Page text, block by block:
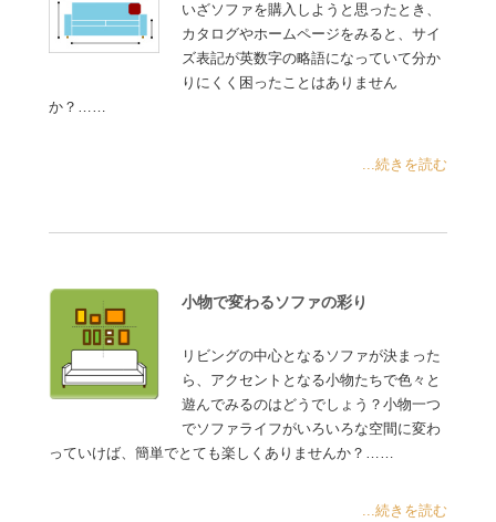
いざソファを購入しようと思ったとき、
カタログやホームページをみると、サイ
ズ表記が英数字の略語になっていて分か
りにくく困ったことはありません
か？……
...続きを読む
小物で変わるソファの彩り
リビングの中心となるソファが決まった
ら、アクセントとなる小物たちで色々と
遊んでみるのはどうでしょう？小物一つ
でソファライフがいろいろな空間に変わ
っていけば、簡単でとても楽しくありませんか？……
...続きを読む